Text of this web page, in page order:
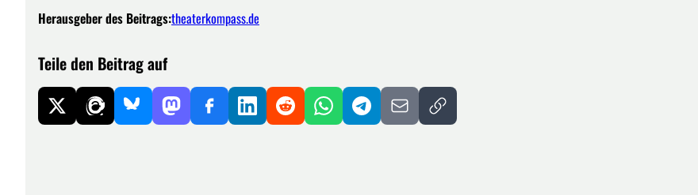
Herausgeber des Beitrags:theaterkompass.de
Teile den Beitrag auf